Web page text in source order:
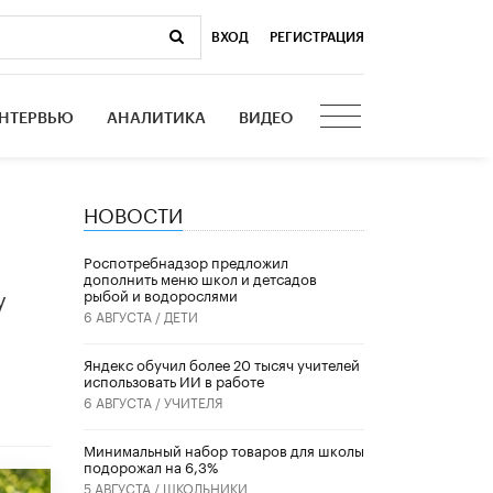
ВХОД РЕГИСТРАЦИЯ
АНАЛИТИКА ВИДЕО
НОВОСТИ
Роспотребнадзор предложил
дополнить меню школ и детсадов
рыбой и водорослями
6 АВГУСТА / ДЕТИ
​Яндекс обучил более 20 тысяч учителей
использовать ИИ в работе
6 АВГУСТА /УЧИТЕЛЯ
Минимальный набор товаров для школы
подорожал на 6,3%
5 АВГУСТА / ШКОЛЬНИКИ